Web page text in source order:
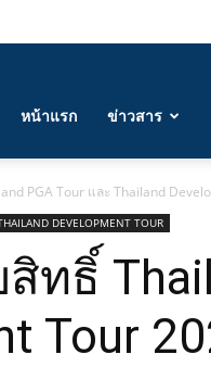
หน้าแรก ข่าวสาร
PGA Tour และ Thailand
DEVELOPMENT TOUR
ทธิ์
Tour